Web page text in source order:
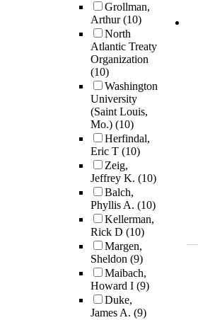
Grollman,
Arthur(10)
North
Atlantic Treaty
Organization
(10)
Washington
University
(Saint Louis,
Mo.) (10)
Herfindal,
Eric T (10)
Zeig,
Jeffrey K. (10)
Balch,
Phyllis A. (10)
Kellerman,
Rick D (10)
Margen,
Sheldon (9)
Maibach,
Howard I (9)
Duke,
James A. (9)